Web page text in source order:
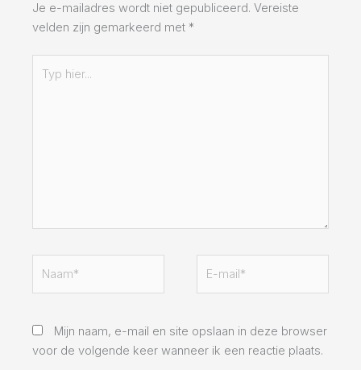
Je e-mailadres wordt niet gepubliceerd. Vereiste
velden zijn gemarkeerd met *
hier...
mail*
Mijn naam, e-mail en site opslaan in deze browser
voor de volgende keer wanneer ik een reactie plaats.